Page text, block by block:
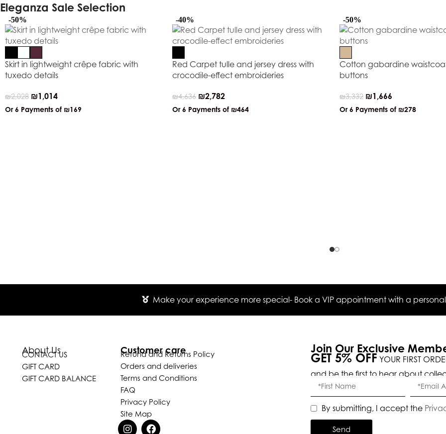
Eleganza Sale Selection
-50%
Skirt in lightweight crêpe fabric with
tuxedo details
₪2,028 ₪1,014
Or 6 Payments of ₪169
-40%
Red Carpet tulle and jersey dress with
crocodile-effect embroideries
₪4,636 ₪2,782
Or 6 Payments of ₪464
-50%
Cotton gabardine
buttons
₪3,332 ₪1,666
Or 6 Payments of ₪278
Make your experience more special- Book a VIP appointment with a personal
About Us
CONTACT US
GIFT CARD
GIFT CARD BALANCE
Customer care
Refund and Returns Policy
Orders and deliveries
Terms and Conditions
FAQ
Privacy Policy
Site Map
Join Our Exclusive
GET 5% OFF YOUR FIRST
and be the first to hear about
By submitting, I accept the
Send